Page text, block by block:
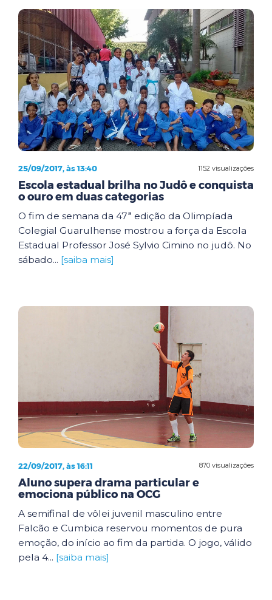
1152 visualizações
25/09/2017, às 13:40
Escola estadual brilha no Judô e conquista
o ouro em duas categorias
O fim de semana da 47ª edição da Olimpíada
Colegial Guarulhense mostrou a força da Escola
Estadual Professor José Sylvio Cimino no judô. No
sábado... [saiba mais]
870 visualizações
22/09/2017, às 16:11
Aluno supera drama particular e
emociona público na OCG
A semifinal de vôlei juvenil masculino entre
Falcão e Cumbica reservou momentos de pura
emoção, do início ao fim da partida. O jogo, válido
pela 4... [saiba mais]